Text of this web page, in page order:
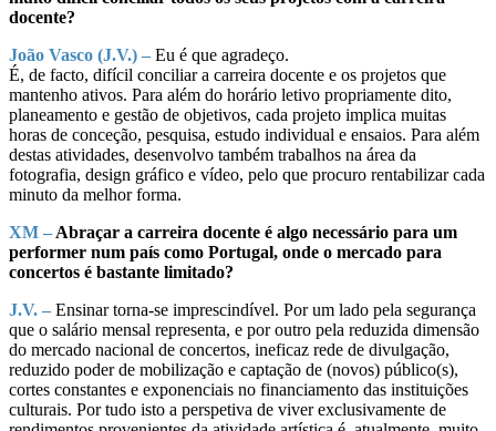
docente?
João Vasco (J.V.) – Eu é que agradeço.
É, de facto, difícil conciliar a carreira docente e os projetos que
mantenho ativos. Para além do horário letivo propriamente dito,
planeamento e gestão de objetivos, cada projeto implica muitas
horas de conceção, pesquisa, estudo individual e ensaios. Para além
destas atividades, desenvolvo também trabalhos na área da
fotografia, design gráfico e vídeo, pelo que procuro rentabilizar cada
minuto da melhor forma.
XM – Abraçar a carreira docente é algo necessário para um
performer num país como Portugal, onde o mercado para
concertos é bastante limitado?
J.V. – Ensinar torna-se imprescindível. Por um lado pela segurança
que o salário mensal representa, e por outro pela reduzida dimensão
do mercado nacional de concertos, ineficaz rede de divulgação,
reduzido poder de mobilização e captação de (novos) público(s),
cortes constantes e exponenciais no financiamento das instituições
culturais. Por tudo isto a perspetiva de viver exclusivamente de